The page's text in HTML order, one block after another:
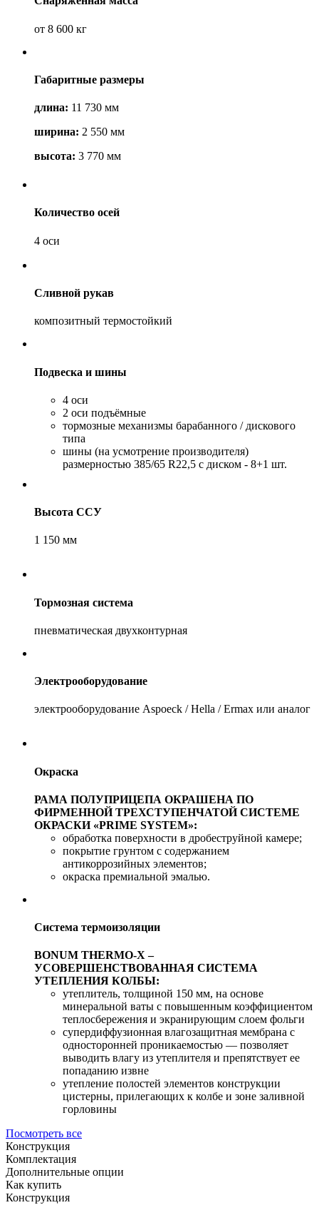
от 8 600 кг
Габаритные размеры
длина: 11 730 мм
ширина: 2 550 мм
высота: 3 770 мм
Количество осей
4 оси
Сливной рукав
композитный термостойкий
Подвеска и шины
4 оси
2 оси подъёмные
тормозные механизмы барабанного / дискового
типа
шины (на усмотрение производителя)
размерностью 385/65 R22,5 с диском - 8+1 шт.
Высота ССУ
1 150 мм
Тормозная система
пневматическая двухконтурная
Электрооборудование
электрооборудование Aspoeck / Hella / Ermax или аналог
Окраска
РАМА ПОЛУПРИЦЕПА ОКРАШЕНА ПО
ФИРМЕННОЙ ТРЕХСТУПЕНЧАТОЙ СИСТЕМЕ
ОКРАСКИ «PRIME SYSTEM»:
обработка поверхности в дробеструйной камере;
покрытие грунтом с содержанием
антикоррозийных элементов;
окраска премиальной эмалью.
Система термоизоляции
BONUM THERMO-Х –
УСОВЕРШЕНСТВОВАННАЯ СИСТЕМА
УТЕПЛЕНИЯ КОЛБЫ:
утеплитель, толщиной 150 мм, на основе
минеральной ваты с повышенным коэффициентом
теплосбережения и экранирующим слоем фольги
супердиффузионная влагозащитная мембрана с
односторонней проникаемостью — позволяет
выводить влагу из утеплителя и препятствует ее
попаданию извне
утепление полостей элементов конструкции
цистерны, прилегающих к колбе и зоне заливной
горловины
Посмотреть все
Конструкция
Комплектация
Дополнительные опции
Как купить
Конструкция